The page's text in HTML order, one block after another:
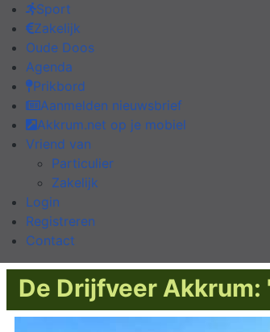
Sport
Zakelijk
Oude Doos
Agenda
Prikbord
Aanmelden nieuwsbrief
Akkrum.net op je mobiel
Vriend van
Particulier
Zakelijk
Login
Registreren
Contact
De Drijfveer Akkrum: